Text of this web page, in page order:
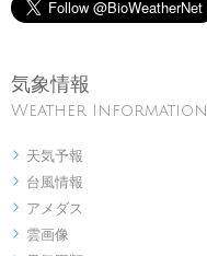
気象情報
Weather Information
 天気予報
 台風情報
 アメダス
 雲画像